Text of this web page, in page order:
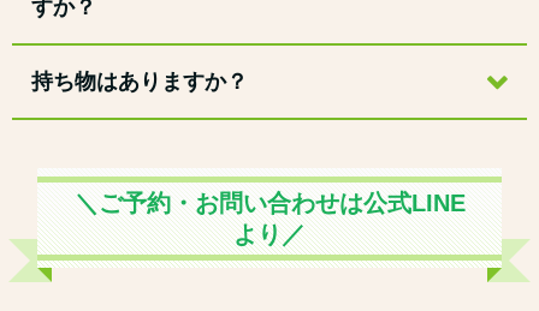
すか？
持ち物はありますか？
＼ご予約・お問い合わせは公式LINE
より／